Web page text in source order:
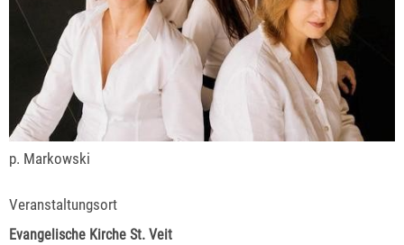
p. Markowski
Veranstaltungsort
Evangelische Kirche St. Veit